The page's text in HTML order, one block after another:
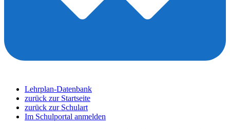
Lehrplan-Datenbank
zurück zur Startseite
zurück zur Schulart
Im Schulportal anmelden